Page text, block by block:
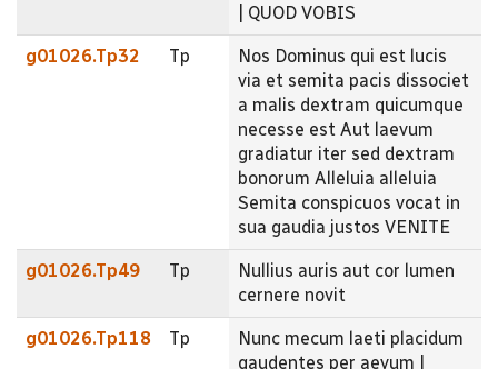
| QUOD VOBIS
g01026.Tp32 Tp
Nos Dominus qui est lucis
via et semita pacis dissociet
a malis dextram quicumque
necesse est Aut laevum
gradiatur iter sed dextram
bonorum Alleluia alleluia
Semita conspicuos vocat in
sua gaudia justos VENITE
g01026.Tp49 Tp
Nullius auris aut cor lumen
cernere novit
g01026.Tp118 Tp
Nunc mecum laeti placidum
gaudentes per aevum |